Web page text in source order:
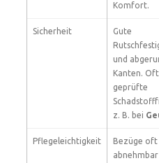
Komfort.
Sicherheit
Gute
und
Kanten. Oft
geprüfte
z. B. bei
Pflegeleichtigkeit
Bezüge oft
abnehmbar